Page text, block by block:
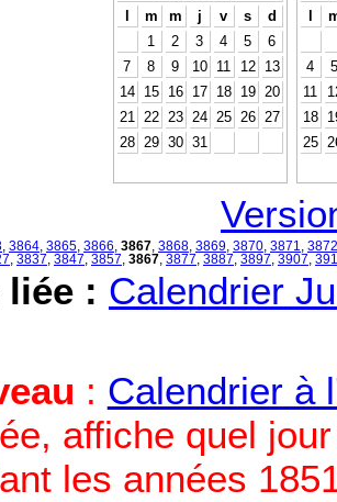
l
m m j v s
d
1
2 3 4 5
6
7
8 9 10 11 12
13
14
15 16 17 18 19
20
21
22 23 24 25 26
27
28
29 30 31
l
4
5
11
18
25
3864 3865 3866 3867 3868 3869 3870 3871
3872
3837 3847 3857 3867 3877 3887 3897 3907
liée : Calendrier
: Calendrier à
affiche quel
les années